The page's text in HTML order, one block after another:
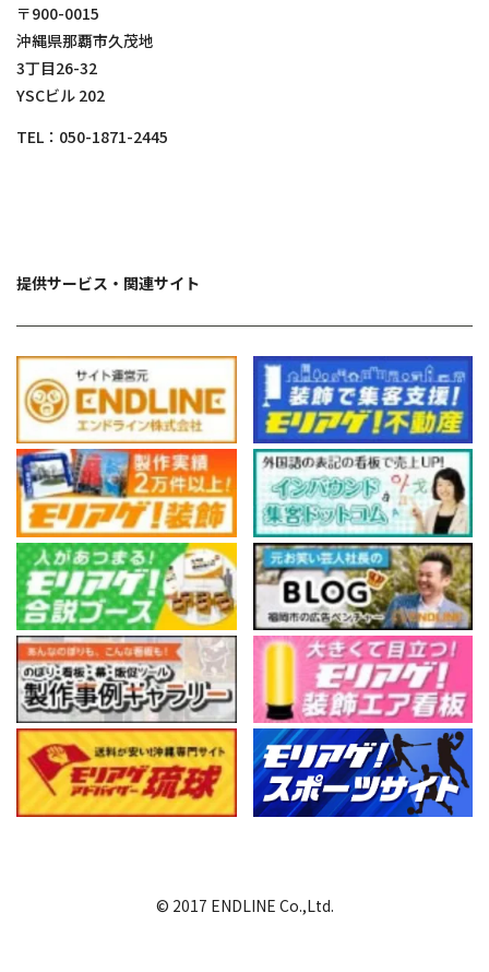
〒900-0015
沖縄県那覇市久茂地
3丁目26-32
YSCビル 202
TEL： 050-1871-2445
提供サービス・関連サイト
© 2017 ENDLINE Co.,Ltd.